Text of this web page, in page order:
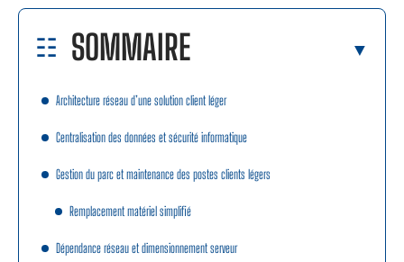
SOMMAIRE
Architecture réseau d’une solution client léger
Centralisation des données et sécurité informatique
Gestion du parc et maintenance des postes clients légers
Remplacement matériel simplifié
Dépendance réseau et dimensionnement serveur